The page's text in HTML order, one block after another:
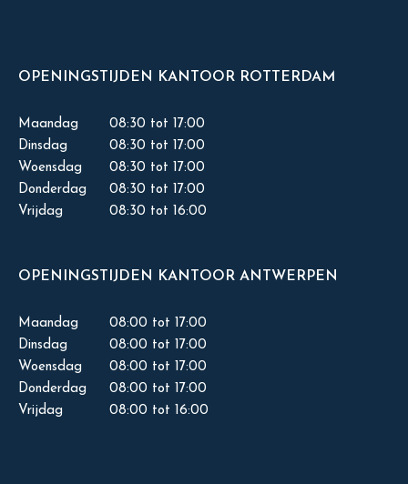
OPENINGSTIJDEN KANTOOR ROTTERDAM
Maandag
08:30 tot 17:00
Dinsdag
08:30 tot 17:00
Woensdag
08:30 tot 17:00
Donderdag
08:30 tot 17:00
Vrijdag
08:30 tot 16:00
OPENINGSTIJDEN KANTOOR ANTWERPEN
Maandag
08:00 tot 17:00
Dinsdag
08:00 tot 17:00
Woensdag
08:00 tot 17:00
Donderdag
08:00 tot 17:00
Vrijdag
08:00 tot 16:00